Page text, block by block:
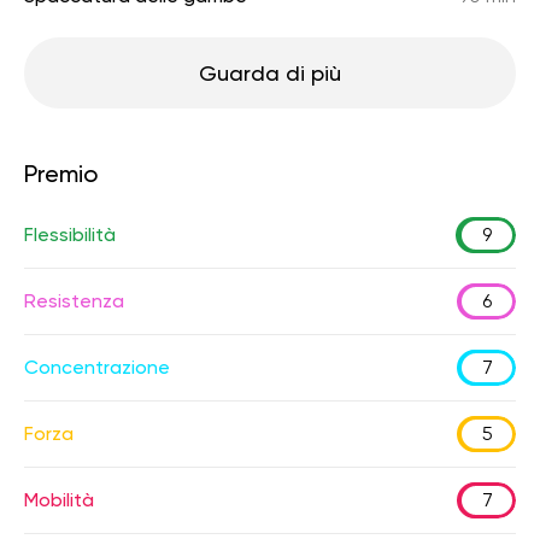
Guarda di più
Premio
Flessibilità 9
Resistenza 6
Concentrazione 7
Forza 5
Mobilità 7